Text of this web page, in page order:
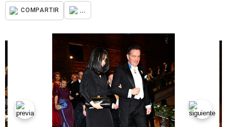
COMPARTIR ...